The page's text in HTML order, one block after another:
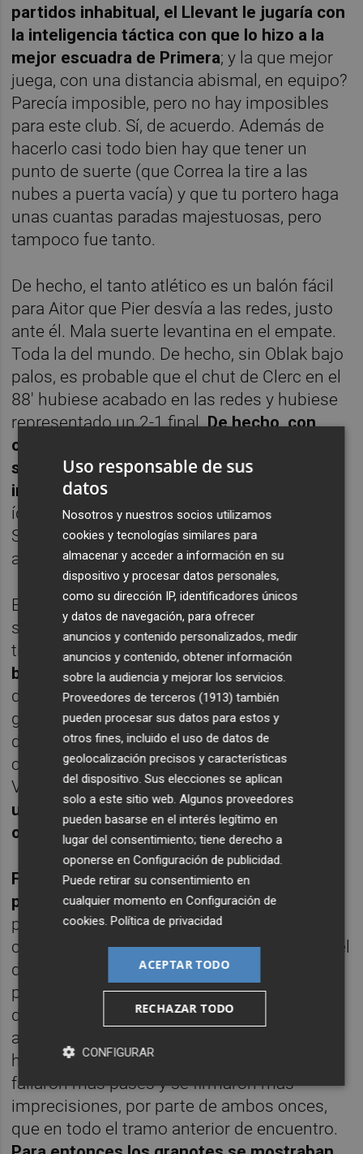
partidos inhabitual, el Llevant le jugaría con
la inteligencia táctica con que lo hizo a la
mejor escuadra de Primera; y la que mejor
juega, con una distancia abismal, en equipo?
Parecía imposible, pero no hay imposibles
para este club. Sí, de acuerdo. Además de
hacerlo casi todo bien hay que tener un
punto de suerte (que Correa la tire a las
nubes a puerta vacía) y que tu portero haga
unas cuantas paradas majestuosas, pero
tampoco fue tanto.
De hecho, el tanto atlético es un balón fácil
para Aitor que Pier desvía a las redes, justo
ante él. Mala suerte levantina en el empate.
Toda la del mundo. De hecho, sin Oblak bajo
palos, es probable que el chut de Clerc en el
88' hubiese acabado en las redes y hubiese
representado un 2-1 final.De hecho, con
otro arbitraje distinto al de Munuera, Savic
se hubiera ido a la calle, tras el codazo
impiadoso a Roger
ídem de Saúl a Postigo. El Atlético de
Simeone siempre parece autorizado a llegar
a límites inviables para otros equipos.
El trabajadísimo empate que pudo acabar
siendo triunfo tiene aún más mérito si se
tiene en cuenta elestado de la enfermería
blaugrana, lasmolestias de Radojaen el
descanso (un futbolista esencial de este
gran Llevant) o lascarencias de la plantilla
de todos conocidas y que Paco López ha
conseguido disimular de forma magistral.
Verbigracia:¿Quién hubiese apostado hace
unos meses a que Duarte, por ejemplo,
ofrecería el actual nivel?
Fue el típico partido, además, que con el
público enchufado en Orriols se gana
porque en los últimos 70 minutos los
colchoneros ya no podían con el alma, tras el
desgaste brutal de la primera mitad, que les
pasó factura, y al Llevant le faltó
determinación para creer en la proeza,
aunque firmó algún arreón esperanzador. De
hecho en el último cuarto de partido se
fallaron más pases y se firmaron más
imprecisiones, por parte de ambos onces,
que en todo el tramo anterior de encuentro.
Uso responsable de sus
datos
Nosotros y nuestros socios utilizamos
cookies y tecnologías similares para
almacenar y acceder a información en su
dispositivo y procesar datos personales,
como su dirección IP, identificadores únicos
y datos de navegación, para ofrecer
anuncios y contenido personalizados, medir
anuncios y contenido, obtener información
sobre la audiencia y mejorar los servicios.
Proveedores de terceros (1913) también
pueden procesar sus datos para estos y
otros fines, incluido el uso de datos de
geolocalización precisos y características
del dispositivo. Sus elecciones se aplican
solo a este sitio web. Algunos proveedores
pueden basarse en el interés legítimo en
lugar del consentimiento; tiene derecho a
oponerse enConfiguración de publicidad.
Puede retirar su consentimiento en
cualquier momento enConfiguración de
cookies.Política de privacidad
ACEPTAR TODO
RECHAZAR TODO
CONFIGURAR